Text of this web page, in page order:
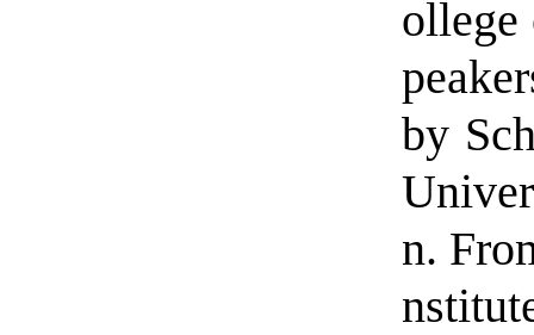
ollege
by
n.